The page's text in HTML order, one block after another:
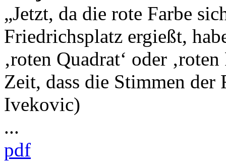
„Jetzt, da die rote Farbe
Friedrichsplatz ergießt,
‚roten Quadrat‘ oder
Zeit, dass die Stimmen der
Ivekovic)
...
pdf